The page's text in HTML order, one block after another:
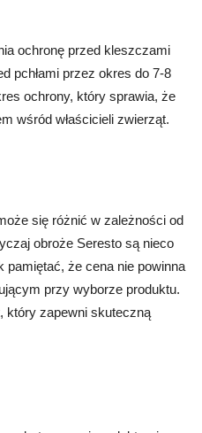
ochronę przed kleszczami
pchłami przez okres do 7-8
ochrony, który sprawia, że
wśród właścicieli zwierząt.
się różnić w zależności od
obroże Seresto są nieco
pamiętać, że cena nie powinna
przy wyborze produktu.
który zapewni skuteczną